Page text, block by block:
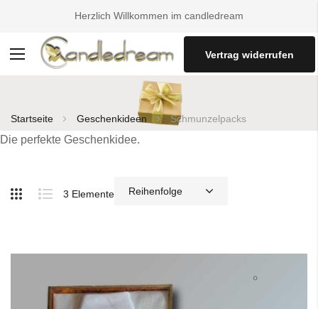
Herzlich Willkommen im candledream
Navigation
Vertrag widerrufen
Startseite Geschenkideen Schmunzelpacks
Die perfekte Geschenkidee.
3 Elemente